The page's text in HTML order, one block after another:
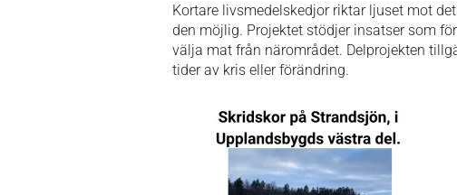
Kortare livsmedelskedjor riktar ljuset mot
den möjlig. Projektet stödjer insatser som
välja mat från närområdet. Delprojekten
tider av kris eller förändring.